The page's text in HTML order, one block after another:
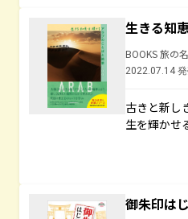
生きる知
BOOKS 旅の
2022.07.14
古きと新し
生を輝かせ
御朱印は